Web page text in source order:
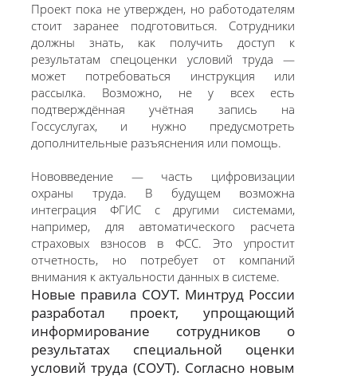
Проект пока не утвержден, но работодателям
стоит заранее подготовиться. Сотрудники
должны знать, как получить доступ к
результатам спецоценки условий труда —
может потребоваться инструкция или
рассылка. Возможно, не у всех есть
подтверждённая учётная запись на
Госсуслугах, и нужно предусмотреть
дополнительные разъяснения или помощь.
Нововведение — часть цифровизации
охраны труда. В будущем возможна
интеграция ФГИС с другими системами,
например, для автоматического расчета
страховых взносов в ФСС. Это упростит
отчетность, но потребует от компаний
внимания к актуальности данных в системе.
Новые правила СОУТ. Минтруд России
разработал проект, упрощающий
информирование сотрудников о
результатах специальной оценки
условий труда (СОУТ). Согласно новым